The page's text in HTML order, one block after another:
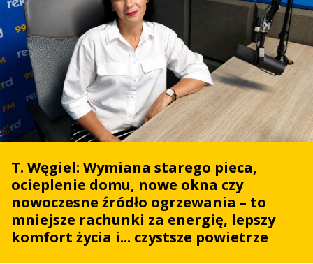
T. Węgiel: Wymiana starego pieca,
ocieplenie domu, nowe okna czy
nowoczesne źródło ogrzewania – to
mniejsze rachunki za energię, lepszy
komfort życia i... czystsze powietrze